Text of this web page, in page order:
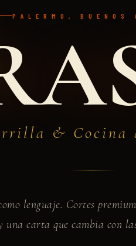
PALERMO, BUENOS
& Cocina
lenguaje. Cortes
una carta que cambia con